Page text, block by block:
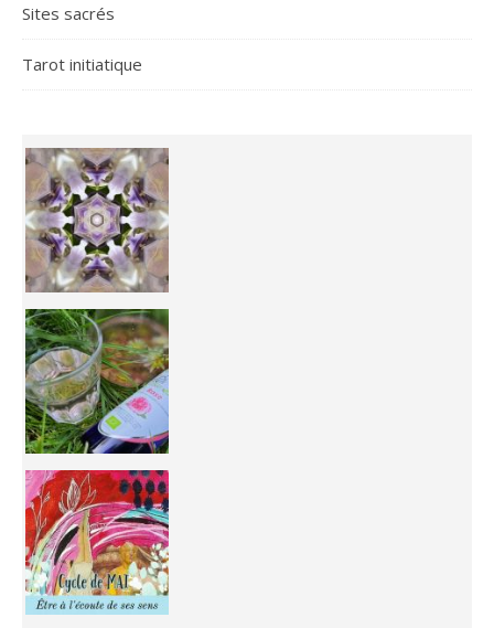
Sites sacrés
Tarot initiatique
Inhabit your body and understand its